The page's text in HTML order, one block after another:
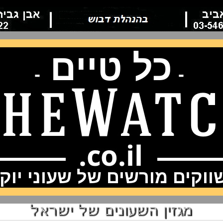
- כל טיים -
מורשים של שעוני